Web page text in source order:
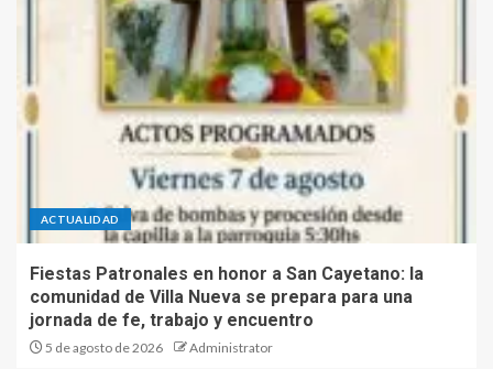
ACTUALIDAD
Fiestas Patronales en honor a San Cayetano: la
comunidad de Villa Nueva se prepara para una
jornada de fe, trabajo y encuentro
5 de agosto de 2026 Administrator